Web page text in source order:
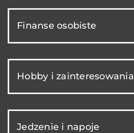
Finanse osobiste
Hobby i zainteresowania
Jedzenie i napoje